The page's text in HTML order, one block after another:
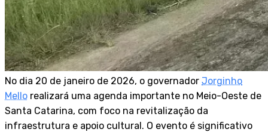
No dia 20 de janeiro de 2026, o governador Jorginho
Mello realizará uma agenda importante no Meio-Oeste de
Santa Catarina, com foco na revitalização da
infraestrutura e apoio cultural. O evento é significativo